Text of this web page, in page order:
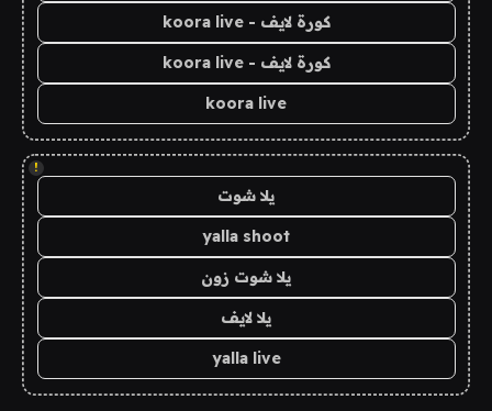
كورة لايف - koora live
كورة لايف - koora live
koora live
!
يلا شوت
yalla shoot
يلا شوت زون
يلا لايف
yalla live